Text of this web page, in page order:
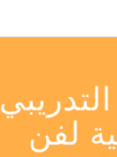
لفن